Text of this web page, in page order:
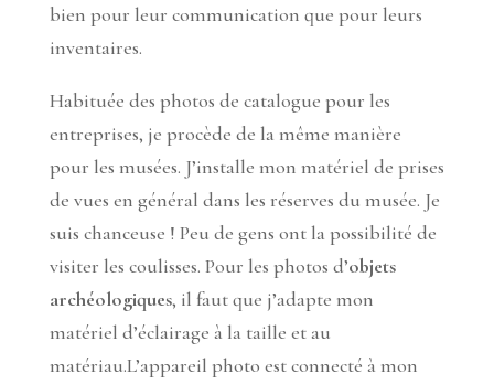
bien pour leur communication que pour leurs
inventaires.
Habituée des photos de catalogue pour les
entreprises, je procède de la même manière
pour les musées. J’installe mon matériel de prises
de vues en général dans les réserves du musée. Je
suis chanceuse ! Peu de gens ont la possibilité de
visiter les coulisses. Pour les photos d’objets
archéologiques, il faut que j’adapte mon
matériel d’éclairage à la taille et au
matériau.L’appareil photo est connecté à mon